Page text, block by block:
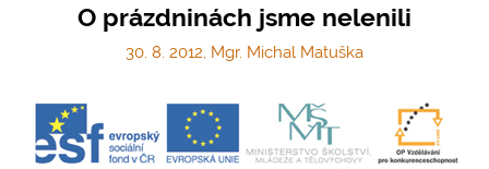
O prázdninách jsme nelenili
30. 8. 2012, Mgr. Michal Matuška